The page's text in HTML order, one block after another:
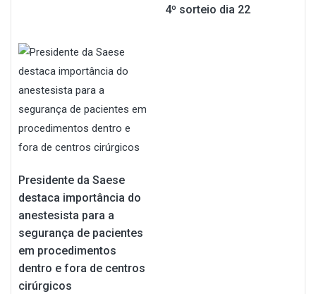
4º sorteio dia 22
Presidente da Saese
destaca importância do
anestesista para a
segurança de pacientes
em procedimentos
dentro e fora de centros
cirúrgicos